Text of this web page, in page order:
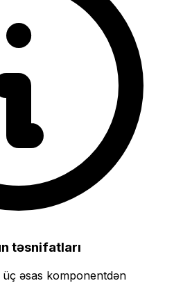
təsnifatları
əsas komponentdən